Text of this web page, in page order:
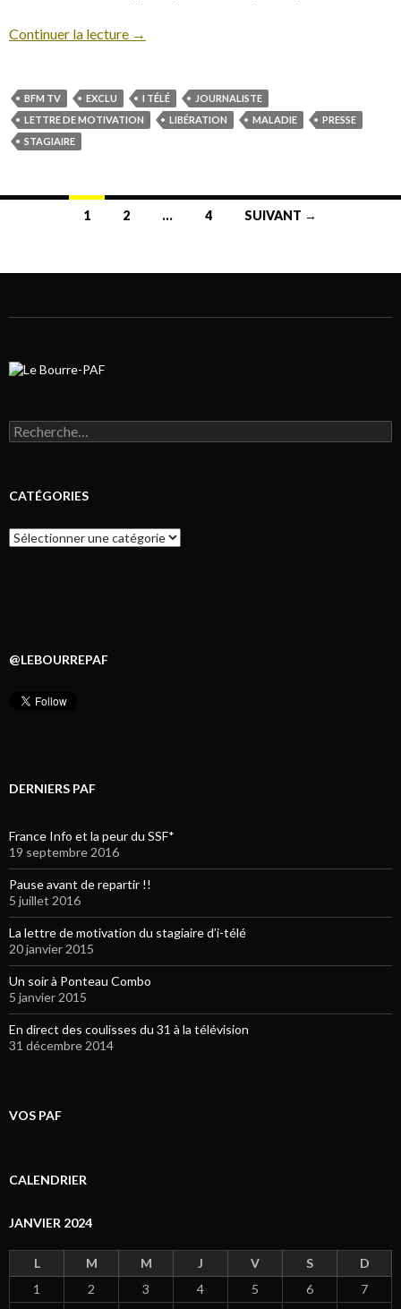
Continuer la lecture →
BFM TV EXCLU I TÉLÉ
JOURNALISTE
LETTRE DE MOTIVATION
LIBÉRATION MALADIE
PRESSE
STAGIAIRE
1 2 … 4 SUIVANT →
Rechercher :
CATÉGORIES
Catégories
@LEBOURREPAF
DERNIERS PAF
France Info et la peur du SSF*
19 septembre 2016
Pause avant de repartir !!
5 juillet 2016
La lettre de motivation du stagiaire d’i-télé
20 janvier 2015
Un soir à Ponteau Combo
5 janvier 2015
En direct des coulisses du 31 à la télévision
31 décembre 2014
VOS PAF
CALENDRIER
JANVIER 2024
L M M J V S
D
1
2 3 4 5 6
7